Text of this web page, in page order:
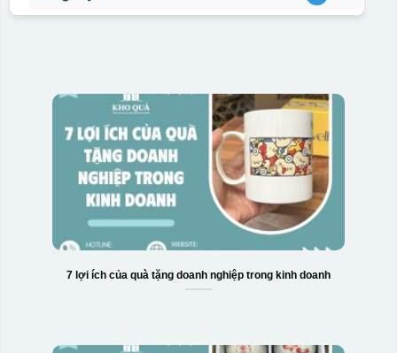
7 lợi ích của quà tặng doanh nghiệp trong kinh doanh